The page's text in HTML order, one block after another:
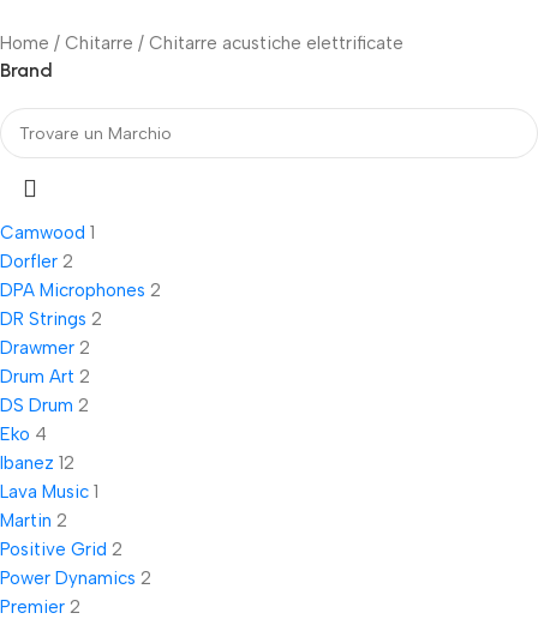
Home Chitarre Chitarre acustiche elettrificate
Brand
Camwood 1
Dorfler 2
DPA Microphones 2
DR Strings 2
Drawmer 2
Drum Art 2
DS Drum 2
Eko 4
Ibanez 12
Lava Music 1
Martin 2
Positive Grid 2
Power Dynamics 2
Premier 2